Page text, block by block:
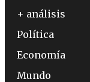
+ análisis
Política
Economía
Mundo